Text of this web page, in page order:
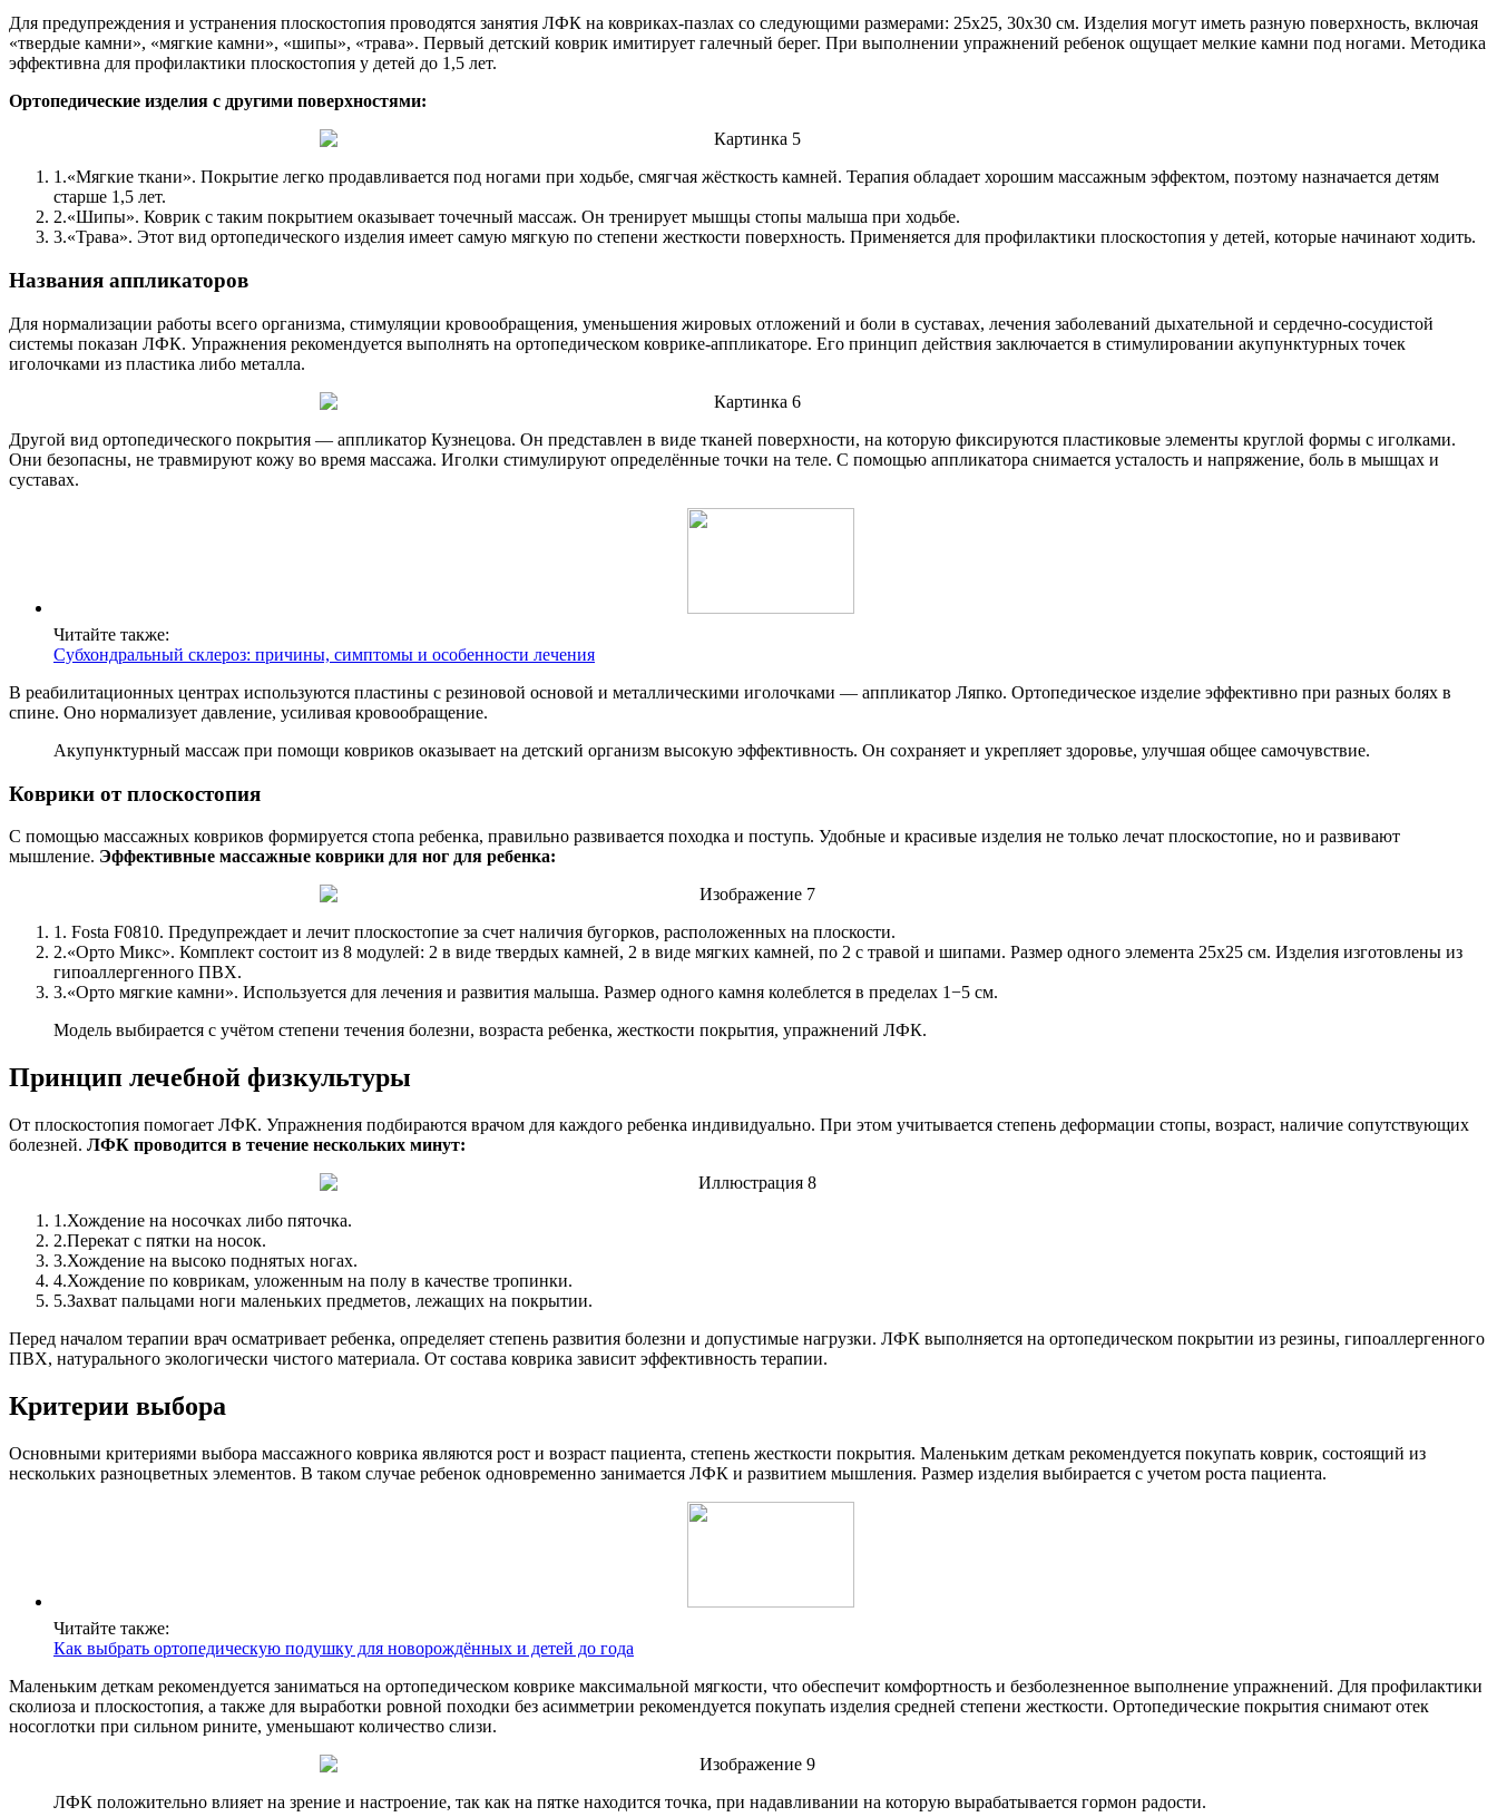
Для предупреждения и устранения плоскостопия проводятся занятия ЛФК на ковриках-пазлах со следующими размерами: 25х25, 30х30 см. Изделия могут иметь разную поверхность, включая
«твердые камни», «мягкие камни», «шипы», «трава». Первый детский коврик имитирует галечный берег. При выполнении упражнений ребенок ощущает мелкие камни под ногами. Методика
эффективна для профилактики плоскостопия у детей до 1,5 лет.
Ортопедические изделия с другими поверхностями:
1.«Мягкие ткани». Покрытие легко продавливается под ногами при ходьбе, смягчая жёсткость камней. Терапия обладает хорошим массажным эффектом, поэтому назначается детям
старше 1,5 лет.
2.«Шипы». Коврик с таким покрытием оказывает точечный массаж. Он тренирует мышцы стопы малыша при ходьбе.
3.«Трава». Этот вид ортопедического изделия имеет самую мягкую по степени жесткости поверхность. Применяется для профилактики плоскостопия у детей, которые начинают ходить.
Названия аппликаторов
Для нормализации работы всего организма, стимуляции кровообращения, уменьшения жировых отложений и боли в суставах, лечения заболеваний дыхательной и сердечно-сосудистой
системы показан ЛФК. Упражнения рекомендуется выполнять на ортопедическом коврике-аппликаторе. Его принцип действия заключается в стимулировании акупунктурных точек
иголочками из пластика либо металла.
Другой вид ортопедического покрытия — аппликатор Кузнецова. Он представлен в виде тканей поверхности, на которую фиксируются пластиковые элементы круглой формы с иголками.
Они безопасны, не травмируют кожу во время массажа. Иголки стимулируют определённые точки на теле. С помощью аппликатора снимается усталость и напряжение, боль в мышцах и
суставах.
Читайте также:
Субхондральный склероз: причины, симптомы и особенности лечения
В реабилитационных центрах используются пластины с резиновой основой и металлическими иголочками — аппликатор Ляпко. Ортопедическое изделие эффективно при разных болях в
спине. Оно нормализует давление, усиливая кровообращение.
Акупунктурный массаж при помощи ковриков оказывает на детский организм высокую эффективность. Он сохраняет и укрепляет здоровье, улучшая общее самочувствие.
Коврики от плоскостопия
С помощью массажных ковриков формируется стопа ребенка, правильно развивается походка и поступь. Удобные и красивые изделия не только лечат плоскостопие, но и развивают
мышление. Эффективные массажные коврики для ног для ребенка:
1. Fosta F0810. Предупреждает и лечит плоскостопие за счет наличия бугорков, расположенных на плоскости.
2.«Орто Микс». Комплект состоит из 8 модулей: 2 в виде твердых камней, 2 в виде мягких камней, по 2 с травой и шипами. Размер одного элемента 25х25 см. Изделия изготовлены из
гипоаллергенного ПВХ.
3.«Орто мягкие камни». Используется для лечения и развития малыша. Размер одного камня колеблется в пределах 1−5 см.
Модель выбирается с учётом степени течения болезни, возраста ребенка, жесткости покрытия, упражнений ЛФК.
Принцип лечебной физкультуры
От плоскостопия помогает ЛФК. Упражнения подбираются врачом для каждого ребенка индивидуально. При этом учитывается степень деформации стопы, возраст, наличие сопутствующих
болезней. ЛФК проводится в течение нескольких минут:
1.Хождение на носочках либо пяточка.
2.Перекат с пятки на носок.
3.Хождение на высоко поднятых ногах.
4.Хождение по коврикам, уложенным на полу в качестве тропинки.
5.Захват пальцами ноги маленьких предметов, лежащих на покрытии.
Перед началом терапии врач осматривает ребенка, определяет степень развития болезни и допустимые нагрузки. ЛФК выполняется на ортопедическом покрытии из резины, гипоаллергенного
ПВХ, натурального экологически чистого материала. От состава коврика зависит эффективность терапии.
Критерии выбора
Основными критериями выбора массажного коврика являются рост и возраст пациента, степень жесткости покрытия. Маленьким деткам рекомендуется покупать коврик, состоящий из
нескольких разноцветных элементов. В таком случае ребенок одновременно занимается ЛФК и развитием мышления. Размер изделия выбирается с учетом роста пациента.
Читайте также:
Как выбрать ортопедическую подушку для новорождённых и детей до года
Маленьким деткам рекомендуется заниматься на ортопедическом коврике максимальной мягкости, что обеспечит комфортность и безболезненное выполнение упражнений. Для профилактики
сколиоза и плоскостопия, а также для выработки ровной походки без асимметрии рекомендуется покупать изделия средней степени жесткости. Ортопедические покрытия снимают отек
носоглотки при сильном рините, уменьшают количество слизи.
ЛФК положительно влияет на зрение и настроение, так как на пятке находится точка, при надавливании на которую вырабатывается гормон радости.